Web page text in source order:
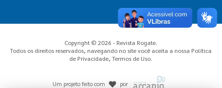
Copyright © 2026 - Revista Rogate.
Todos os direitos reservados, navegando no site você aceita a nossa Política
de Privacidade,Termos de Uso.
Um projeto feito com por